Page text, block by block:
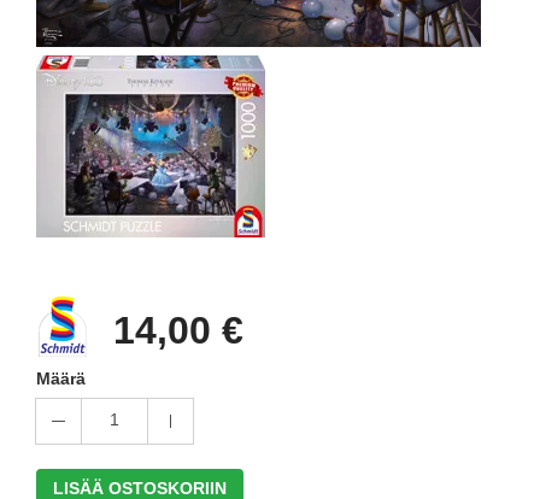
14,00 €
Määrä
1
LISÄÄ OSTOSKORIIN